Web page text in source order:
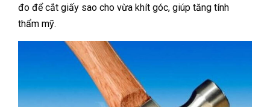
đo để cắt giấy sao cho vừa khít góc, giúp tăng tính
thẩm mỹ.